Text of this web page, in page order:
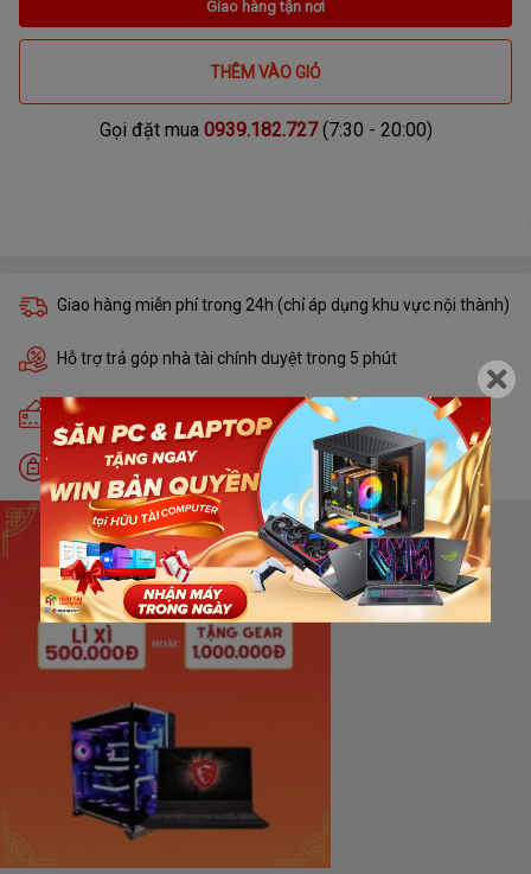
Giao hàng tận nơi
THÊM VÀO GIỎ
Gọi đặt mua 0939.182.727(7:30 - 20:00)
Giao hàng miễn phí trong 24h (chỉ áp dụng khu vực nội thành)
Hỗ trợ trả góp nhà tài chính duyệt trong 5 phút
Trả góp lãi suất 0% qua thẻ tín dụng Visa, Master, JCB
Đổi trả miễn phí trong 30 ngày